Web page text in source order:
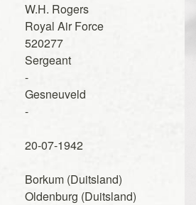
W.H. Rogers
Royal Air Force
520277
Sergeant
-
Gesneuveld
-
20-07-1942
Borkum (Duitsland)
Oldenburg (Duitsland)